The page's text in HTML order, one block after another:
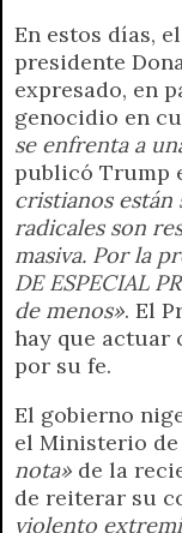
En estos días,
presidente
expresado, en
genocidio en
se enfrenta a
publicó Trump
cristianos están
radicales son
masiva. Por la
DE ESPECIAL
de menos». El
hay que actuar
por su fe.
El gobierno
el Ministerio
nota» de la
de reiterar su
violento